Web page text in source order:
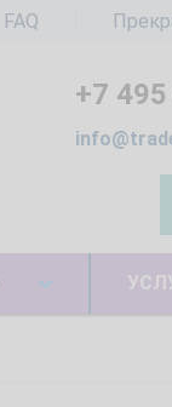
FAQ
+7